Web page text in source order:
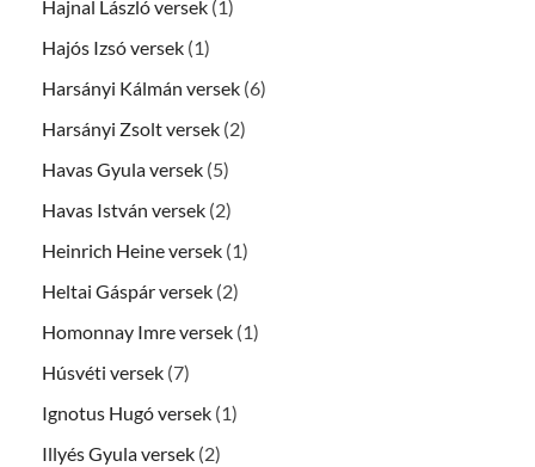
Hajnal László versek (1)
Hajós Izsó versek (1)
Harsányi Kálmán versek (6)
Harsányi Zsolt versek (2)
Havas Gyula versek (5)
Havas István versek (2)
Heinrich Heine versek (1)
Heltai Gáspár versek (2)
Homonnay Imre versek (1)
Húsvéti versek (7)
Ignotus Hugó versek (1)
Illyés Gyula versek (2)